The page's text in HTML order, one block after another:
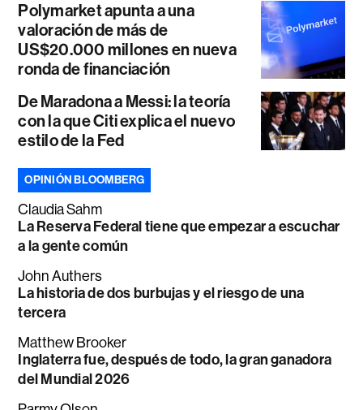
Polymarket apunta a una
valoración de más de
US$20.000 millones en nueva
ronda de financiación
De Maradona a Messi: la teoría
con la que Citi explica el nuevo
estilo de la Fed
OPINIÓN BLOOMBERG
Claudia Sahm
La Reserva Federal tiene que empezar a escuchar
a la gente común
John Authers
La historia de dos burbujas y el riesgo de una
tercera
Matthew Brooker
Inglaterra fue, después de todo, la gran ganadora
del Mundial 2026